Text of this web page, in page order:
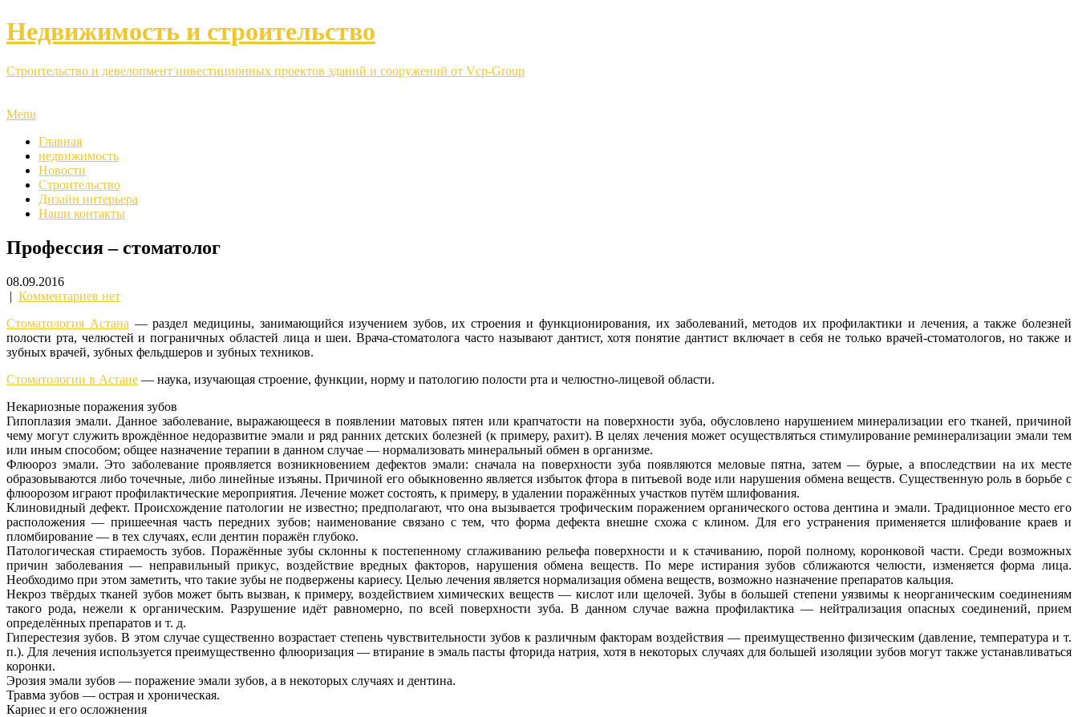
Недвижимость и строительство
Строительство и девелопмент инвестиционных проектов зданий и сооружений от Vcp-Group
Menu
Главная
недвижимость
Новости
Строительство
Дизайн интерьера
Наши контакты
Профессия – стоматолог
08.09.2016
| Комментариев нет
Стоматология Астана — раздел медицины, занимающийся изучением зубов, их строения и функционирования, их заболеваний, методов их профилактики и лечения, а также болезней
полости рта, челюстей и пограничных областей лица и шеи. Врача-стоматолога часто называют дантист, хотя понятие дантист включает в себя не только врачей-стоматологов, но также и
зубных врачей, зубных фельдшеров и зубных техников.
Стоматологии в Астане — наука, изучающая строение, функции, норму и патологию полости рта и челюстно-лицевой области.
Некариозные поражения зубов
Гипоплазия эмали. Данное заболевание, выражающееся в появлении матовых пятен или крапчатости на поверхности зуба, обусловлено нарушением минерализации его тканей, причиной
чему могут служить врождённое недоразвитие эмали и ряд ранних детских болезней (к примеру, рахит). В целях лечения может осуществляться стимулирование реминерализации эмали тем
или иным способом; общее назначение терапии в данном случае — нормализовать минеральный обмен в организме.
Флюороз эмали. Это заболевание проявляется возникновением дефектов эмали: сначала на поверхности зуба появляются меловые пятна, затем — бурые, а впоследствии на их месте
образовываются либо точечные, либо линейные изъяны. Причиной его обыкновенно является избыток фтора в питьевой воде или нарушения обмена веществ. Существенную роль в борьбе с
флюорозом играют профилактические мероприятия. Лечение может состоять, к примеру, в удалении поражённых участков путём шлифования.
Клиновидный дефект. Происхождение патологии не известно; предполагают, что она вызывается трофическим поражением органического остова дентина и эмали. Традиционное место его
расположения — пришеечная часть передних зубов; наименование связано с тем, что форма дефекта внешне схожа с клином. Для его устранения применяется шлифование краев и
пломбирование — в тех случаях, если дентин поражён глубоко.
Патологическая стираемость зубов. Поражённые зубы склонны к постепенному сглаживанию рельефа поверхности и к стачиванию, порой полному, коронковой части. Среди возможных
причин заболевания — неправильный прикус, воздействие вредных факторов, нарушения обмена веществ. По мере истирания зубов сближаются челюсти, изменяется форма лица.
Необходимо при этом заметить, что такие зубы не подвержены кариесу. Целью лечения является нормализация обмена веществ, возможно назначение препаратов кальция.
Некроз твёрдых тканей зубов может быть вызван, к примеру, воздействием химических веществ — кислот или щелочей. Зубы в большей степени уязвимы к неорганическим соединениям
такого рода, нежели к органическим. Разрушение идёт равномерно, по всей поверхности зуба. В данном случае важна профилактика — нейтрализация опасных соединений, прием
определённых препаратов и т. д.
Гиперестезия зубов. В этом случае существенно возрастает степень чувствительности зубов к различным факторам воздействия — преимущественно физическим (давление, температура и т.
п.). Для лечения используется преимущественно флюоризация — втирание в эмаль пасты фторида натрия, хотя в некоторых случаях для большей изоляции зубов могут также устанавливаться
коронки.
Эрозия эмали зубов — поражение эмали зубов, а в некоторых случаях и дентина.
Травма зубов — острая и хроническая.
Кариес и его осложнения